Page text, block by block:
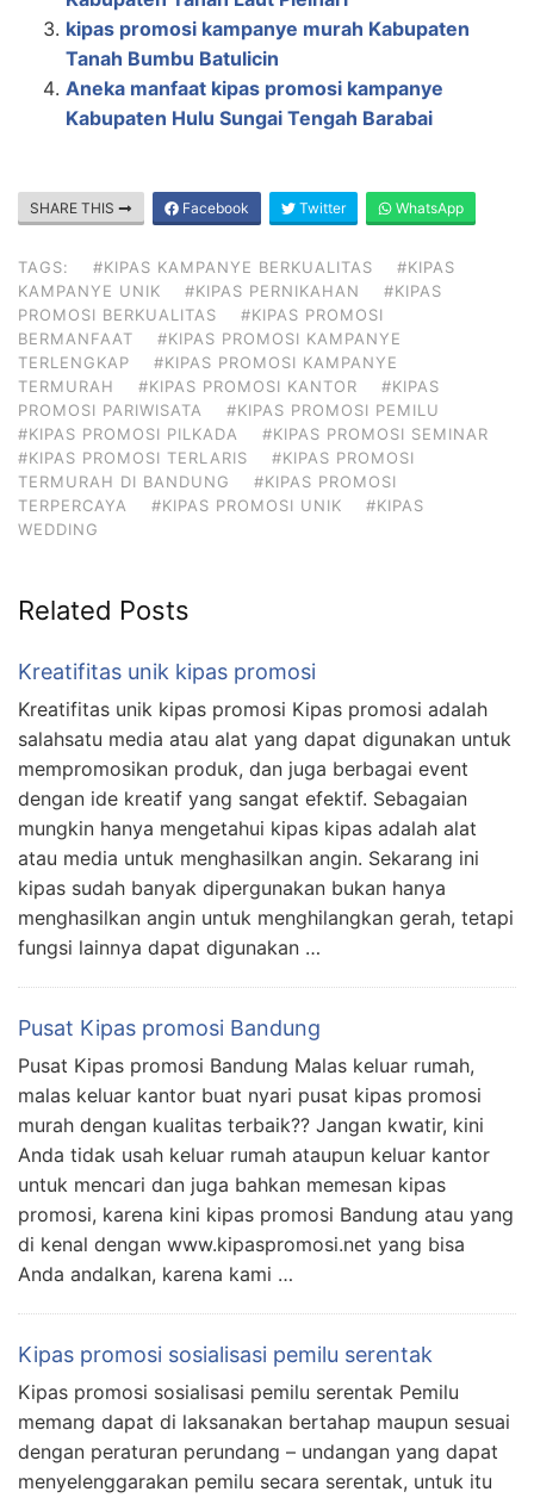
kipas promosi kampanye murah Kabupaten
Tanah Bumbu Batulicin
Aneka manfaat kipas promosi kampanye
Kabupaten Hulu Sungai Tengah Barabai
SHARE THIS Facebook Twitter WhatsApp
TAGS: #KIPAS KAMPANYE BERKUALITAS
#KIPAS
KAMPANYE UNIK
#KIPAS PERNIKAHAN
#KIPAS
PROMOSI BERKUALITAS
#KIPAS PROMOSI
BERMANFAAT
#KIPAS PROMOSI KAMPANYE
TERLENGKAP
#KIPAS PROMOSI KAMPANYE
TERMURAH
#KIPAS PROMOSI KANTOR
#KIPAS
PROMOSI PARIWISATA
#KIPAS PROMOSI PEMILU
#KIPAS PROMOSI PILKADA
#KIPAS PROMOSI SEMINAR
#KIPAS PROMOSI TERLARIS
#KIPAS PROMOSI
TERMURAH DI BANDUNG
#KIPAS PROMOSI
TERPERCAYA
#KIPAS PROMOSI UNIK
#KIPAS
WEDDING
Related Posts
Kreatifitas unik kipas promosi
Kreatifitas unik kipas promosi Kipas promosi adalah
salahsatu media atau alat yang dapat digunakan untuk
mempromosikan produk, dan juga berbagai event
dengan ide kreatif yang sangat efektif. Sebagaian
mungkin hanya mengetahui kipas kipas adalah alat
atau media untuk menghasilkan angin. Sekarang ini
kipas sudah banyak dipergunakan bukan hanya
menghasilkan angin untuk menghilangkan gerah, tetapi
fungsi lainnya dapat digunakan …
Pusat Kipas promosi Bandung
Pusat Kipas promosi Bandung Malas keluar rumah,
malas keluar kantor buat nyari pusat kipas promosi
murah dengan kualitas terbaik?? Jangan kwatir, kini
Anda tidak usah keluar rumah ataupun keluar kantor
untuk mencari dan juga bahkan memesan kipas
promosi, karena kini kipas promosi Bandung atau yang
di kenal dengan www.kipaspromosi.net yang bisa
Anda andalkan, karena kami …
Kipas promosi sosialisasi pemilu serentak
Kipas promosi sosialisasi pemilu serentak Pemilu
memang dapat di laksanakan bertahap maupun sesuai
dengan peraturan perundang – undangan yang dapat
menyelenggarakan pemilu secara serentak, untuk itu